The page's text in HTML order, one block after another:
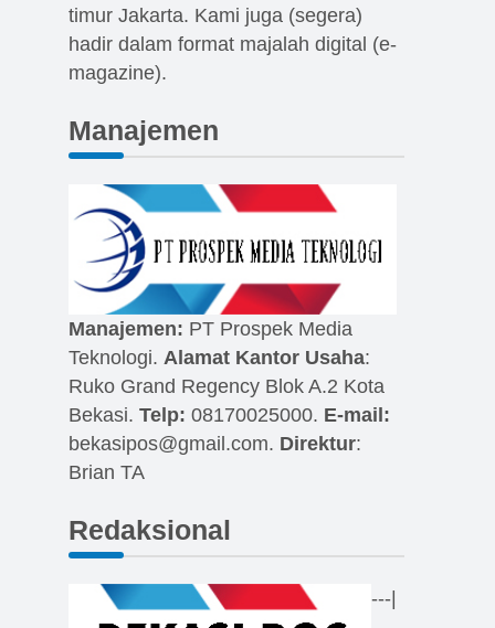
timur Jakarta. Kami juga (segera)
hadir dalam format majalah digital (e-
magazine).
Manajemen
Manajemen: PT Prospek Media
Teknologi. Alamat Kantor Usaha:
Ruko Grand Regency Blok A.2 Kota
Bekasi. Telp: 08170025000. E-mail:
bekasipos@gmail.com. Direktur:
Brian TA
Redaksional
---|